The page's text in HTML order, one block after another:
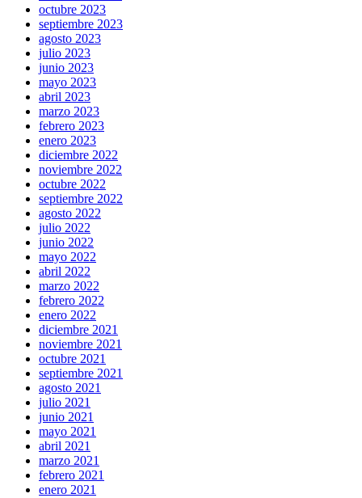
octubre 2023
septiembre 2023
agosto 2023
julio 2023
junio 2023
mayo 2023
abril 2023
marzo 2023
febrero 2023
enero 2023
diciembre 2022
noviembre 2022
octubre 2022
septiembre 2022
agosto 2022
julio 2022
junio 2022
mayo 2022
abril 2022
marzo 2022
febrero 2022
enero 2022
diciembre 2021
noviembre 2021
octubre 2021
septiembre 2021
agosto 2021
julio 2021
junio 2021
mayo 2021
abril 2021
marzo 2021
febrero 2021
enero 2021